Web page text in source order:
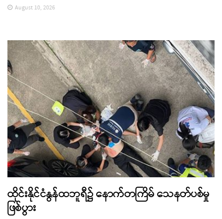
August 10, 2026
ထိုင်းနိုင်ငံနွန်ထဘူရီ၌ နောက်တကြိမ် သေနတ်ပစ်မှု
ဖြစ်ပွား